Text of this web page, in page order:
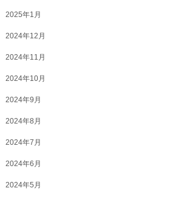
2025年1月
2024年12月
2024年11月
2024年10月
2024年9月
2024年8月
2024年7月
2024年6月
2024年5月